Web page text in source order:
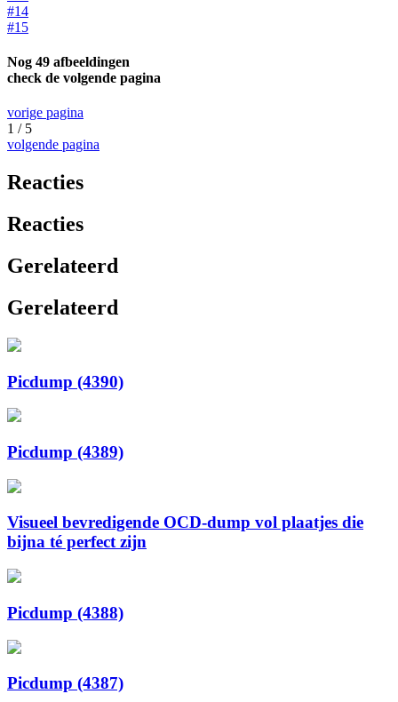
#14
#15
Nog 49 afbeeldingen
check de volgende pagina
vorige pagina
1 / 5
volgende pagina
Reacties
Reacties
Gerelateerd
Gerelateerd
Picdump (4390)
Picdump (4389)
Visueel bevredigende OCD-dump vol plaatjes die
bijna té perfect zijn
Picdump (4388)
Picdump (4387)